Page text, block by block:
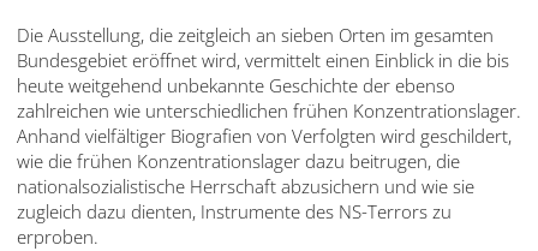
Die Ausstellung, die zeitgleich an sieben Orten im gesamten
Bundesgebiet eröffnet wird, vermittelt einen Einblick in die bis
heute weitgehend unbekannte Geschichte der ebenso
zahlreichen wie unterschiedlichen frühen Konzentrationslager.
Anhand vielfältiger Biografien von Verfolgten wird geschildert,
wie die frühen Konzentrationslager dazu beitrugen, die
nationalsozialistische Herrschaft abzusichern und wie sie
zugleich dazu dienten, Instrumente des NS-Terrors zu
erproben.